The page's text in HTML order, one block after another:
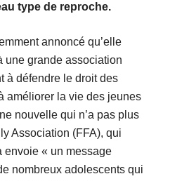
type de reproche.
annoncé qu’elle
une grande association
à défendre le droit des
améliorer la vie des jeunes
nouvelle qui n’a pas plus
Association (FFA), qui
envoie « un message
nombreux adolescents qui